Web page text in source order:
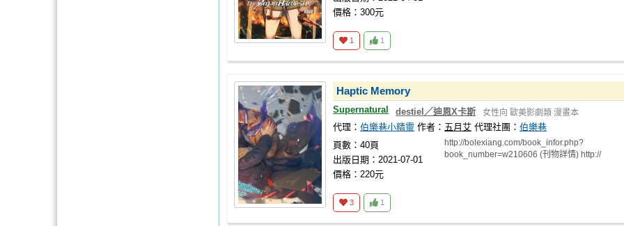
價格：300元
1 1
Haptic Memory
Supernatural destiel／迪恩X卡斯 女性向 歐美影劇類 漫畫本
代理： 伯樂巷小精靈 作者： 五月艾 代理社團： 伯樂巷
頁數：40頁
出版日期：2021-07-01
價格：220元
http://bolexiang.com/book_infor.php?
book_number=w210606 (刊物詳情) http://
3 1